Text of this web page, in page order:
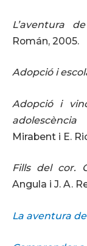
L’aventura
Román, 2005.
Adopció i
Adopció i
Mirabent i E.
Fills del cor.
Angula i J. A.
La aventura